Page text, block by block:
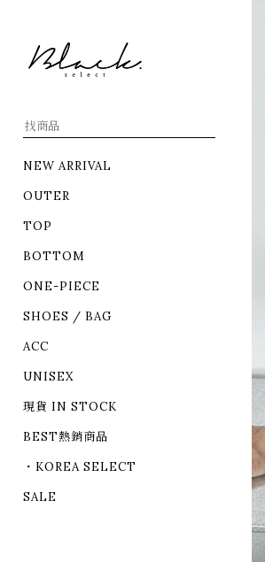
NEW ARRIVAL
OUTER
TOP
BOTTOM
ONE-PIECE
SHOES / BAG
ACC
UNISEX
現貨 IN STOCK
BEST熱銷商品
・KOREA SELECT
SALE